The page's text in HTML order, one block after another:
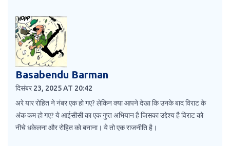
Basabendu Barman
दिसंबर 23, 2025 AT 20:42
अरे यार रोहित ने नंबर एक हो गए? लेकिन क्या आपने देखा कि उनके बाद विराट के
अंक कम हो गए? ये आईसीसी का एक गुप्त अभियान है जिसका उद्देश्य है विराट को
नीचे धकेलना और रोहित को बनाना। ये तो एक राजनीति है।